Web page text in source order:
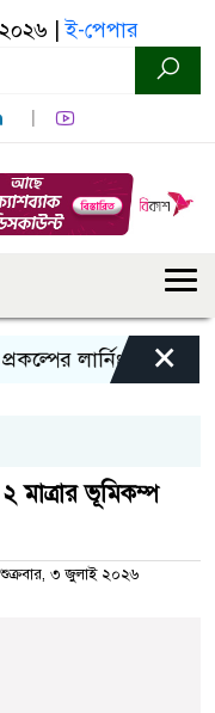
২০২৬ |ই-পেপার
লার্নিং শেয়ারিং
×
মাত্রার ভূমিকম্প
৩ জুলাই ২০২৬